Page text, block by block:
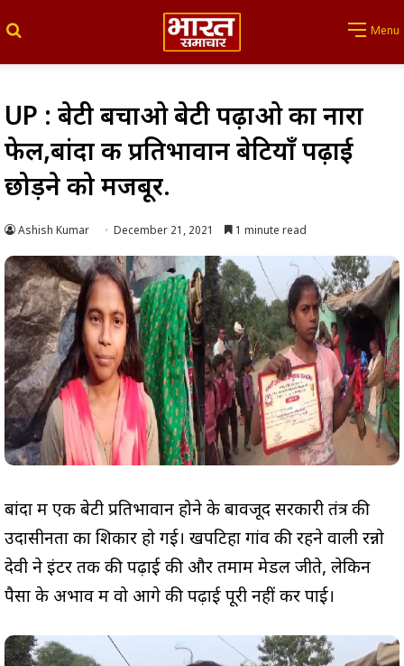
Menu
UP : बेटी बचाओ बेटी पढ़ाओ का नारा
फेल,बांदा की प्रतिभावान बेटियाँ पढ़ाई
छोड़ने को मजबूर.
Ashish Kumar December 21, 2021 1 minute read
बांदा में एक बेटी प्रतिभावान होने के बावजूद सरकारी तंत्र की
उदासीनता का शिकार हो गई। खपटिहा गांव की रहने वाली रन्नो
देवी ने इंटर तक की पढ़ाई की और तमाम मेडल जीते, लेकिन
पैसों के अभाव में वो आगे की पढ़ाई पूरी नहीं कर पाई।